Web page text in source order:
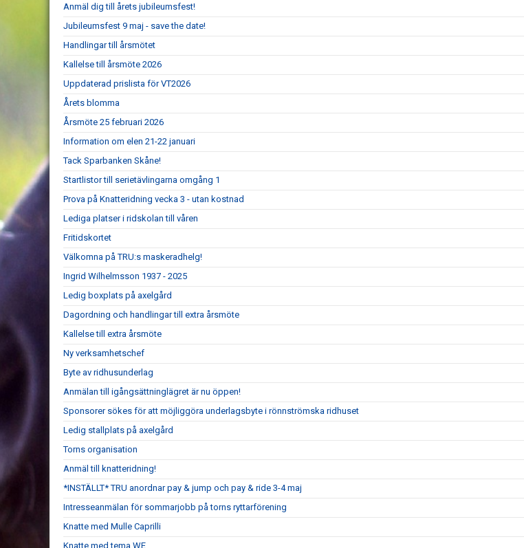
Anmäl dig till årets jubileumsfest!
Jubileumsfest 9 maj - save the date!
Handlingar till årsmötet
Kallelse till årsmöte 2026
Uppdaterad prislista för VT2026
Årets blomma
Årsmöte 25 februari 2026
Information om elen 21-22 januari
Tack Sparbanken Skåne!
Startlistor till serietävlingarna omgång 1
Prova på Knatteridning vecka 3 - utan kostnad
Lediga platser i ridskolan till våren
Fritidskortet
Välkomna på TRU:s maskeradhelg!
Ingrid Wilhelmsson 1937 - 2025
Ledig boxplats på axelgård
Dagordning och handlingar till extra årsmöte
Kallelse till extra årsmöte
Ny verksamhetschef
Byte av ridhusunderlag
Anmälan till igångsättninglägret är nu öppen!
Sponsorer sökes för att möjliggöra underlagsbyte i rönnströmska ridhuset
Ledig stallplats på axelgård
Torns organisation
Anmäl till knatteridning!
*INSTÄLLT* TRU anordnar pay & jump och pay & ride 3-4 maj
Intresseanmälan för sommarjobb på torns ryttarförening
Knatte med Mulle Caprilli
Knatte med tema WE